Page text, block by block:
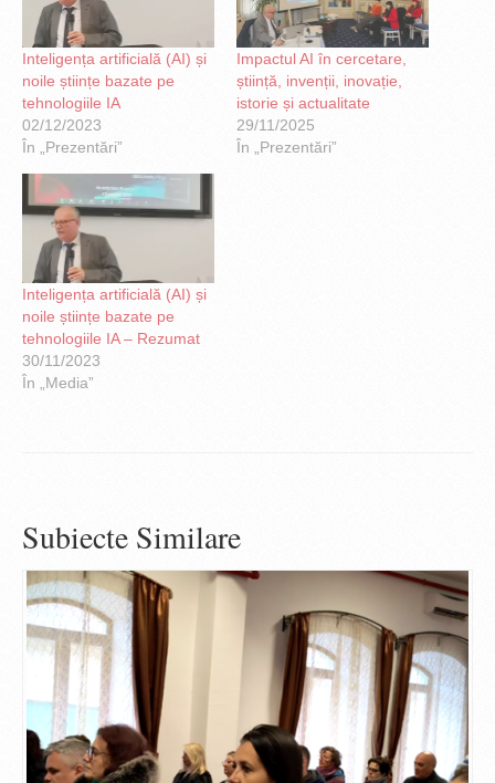
Inteligența artificială (AI) și
noile științe bazate pe
tehnologiile IA
02/12/2023
În „Prezentări”
Impactul AI în cercetare,
știință, invenții, inovație,
istorie și actualitate
29/11/2025
În „Prezentări”
Inteligența artificială (AI) și
noile științe bazate pe
tehnologiile IA – Rezumat
30/11/2023
În „Media”
Subiecte Similare